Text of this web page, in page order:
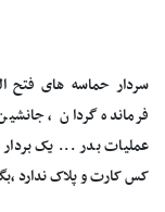
سردار حماسه های فتح
فرمانده گردان ،
عملیات بدر ... یک بردار
کس کارت و پلاک ندارد